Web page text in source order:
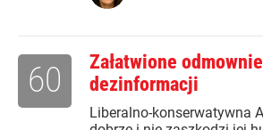
Załatwione
dezinformacji
Liberalno-konserwatywna
60